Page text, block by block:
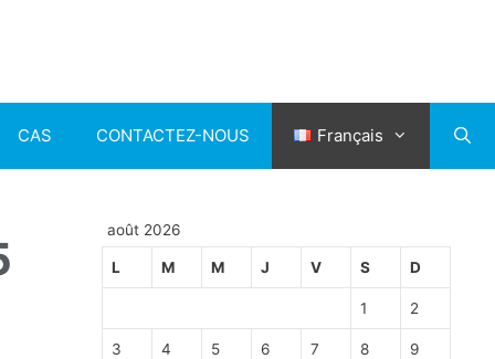
CAS CONTACTEZ-NOUS Français
août 2026
L M M J V S D
1 2
3 4 5 6 7 8 9